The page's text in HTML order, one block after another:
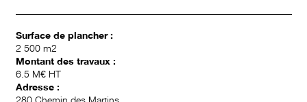
Surface de plancher :
2 500 m2
Montant des travaux :
6.5 M€ HT
Adresse :
280 Chemin des Martins